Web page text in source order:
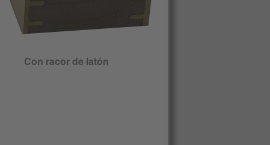
Con racor de latón